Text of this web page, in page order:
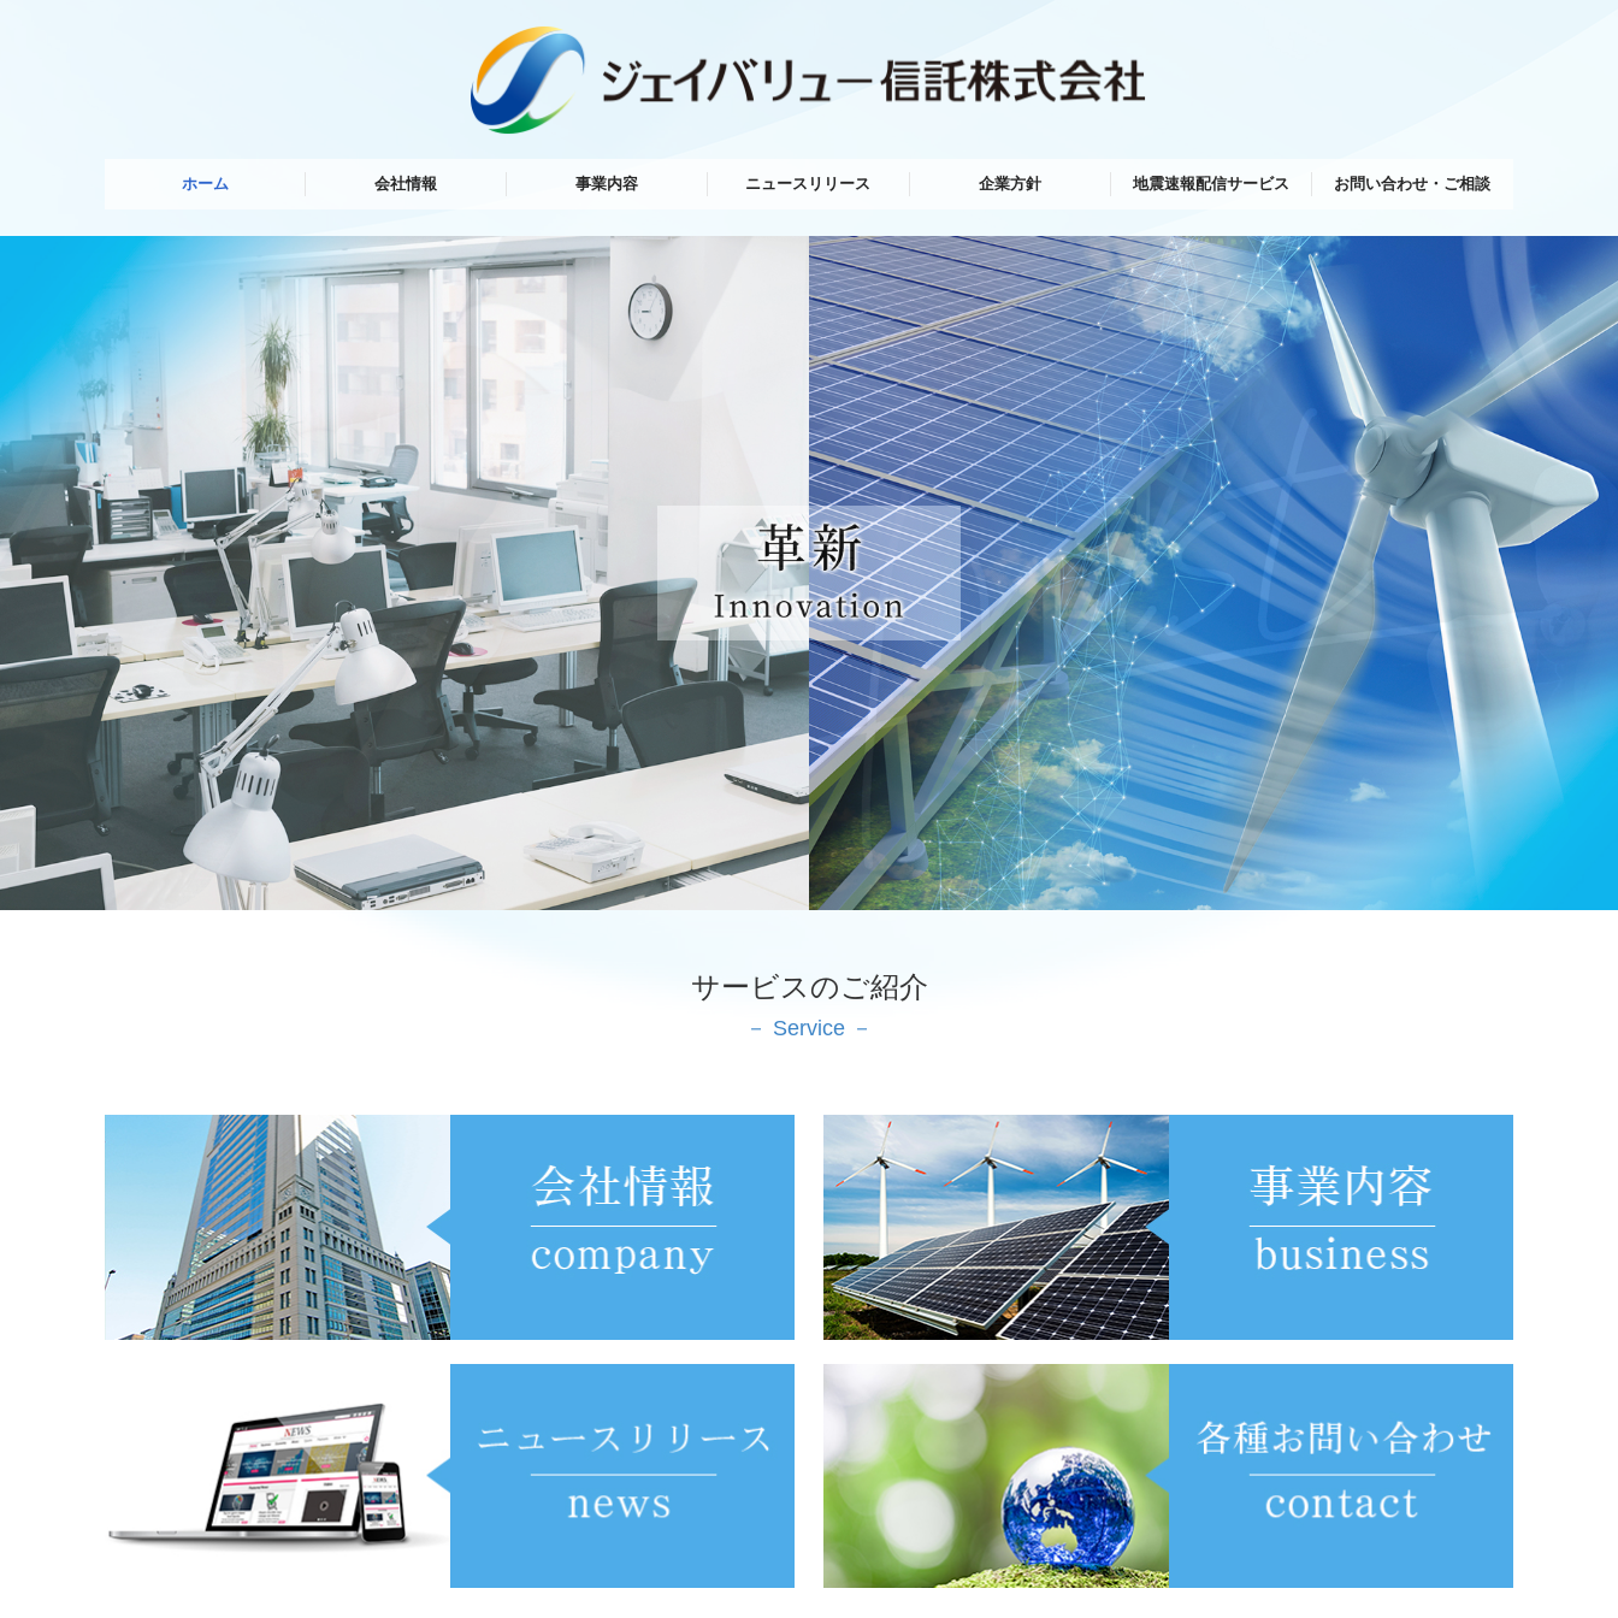
ホーム 会社情報 事業内容
信託とは
信託の種類
各種証明書について
許認可及び加盟団体
ニュースリリース 企業方針
金融商品勧誘方針
反社会勢力対応基本方針
個人情報保護方針
苦情処理・紛争解決手続
CSR取組方針
地震速報配信サービス お問い合わせ・ご相談
採用情報
サービスのご紹介
－ Service －